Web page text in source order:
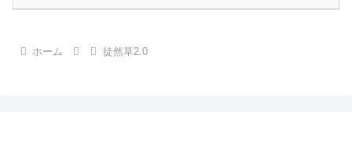
ホーム 徒然草2.0